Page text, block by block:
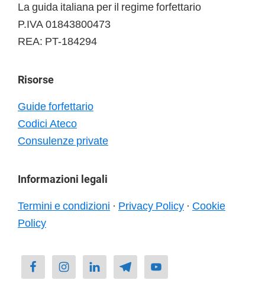
La guida italiana per il regime forfettario
P.IVA 01843800473
REA: PT-184294
Risorse
Guide forfettario
Codici Ateco
Consulenze private
Informazioni legali
Termini e condizioni · Privacy Policy · Cookie
Policy